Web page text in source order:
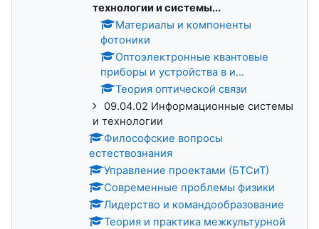
технологии и системы...
Материалы и компоненты
фотоники
Оптоэлектронные квантовые
приборы и устройства в и...
Теория оптической связи
09.04.02 Информационные системы
и технологии
Философские вопросы
естествознания
Управление проектами (БТСиТ)
Современные проблемы физики
Лидерство и командообразование
Теория и практика межкультурной